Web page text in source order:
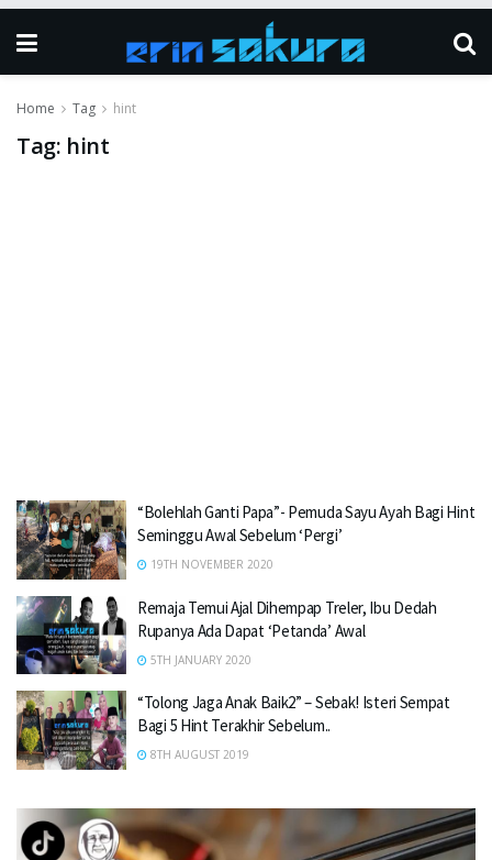
Home Tag hint
Tag: hint
“Bolehlah Ganti Papa”- Pemuda Sayu Ayah Bagi Hint
Seminggu Awal Sebelum ‘Pergi’
19TH NOVEMBER 2020
Remaja Temui Ajal Dihempap Treler, Ibu Dedah
Rupanya Ada Dapat ‘Petanda’ Awal
5TH JANUARY 2020
“Tolong Jaga Anak Baik2” – Sebak! Isteri Sempat
Bagi 5 Hint Terakhir Sebelum..
8TH AUGUST 2019